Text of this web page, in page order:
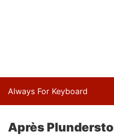
Always For Keyboard
Après